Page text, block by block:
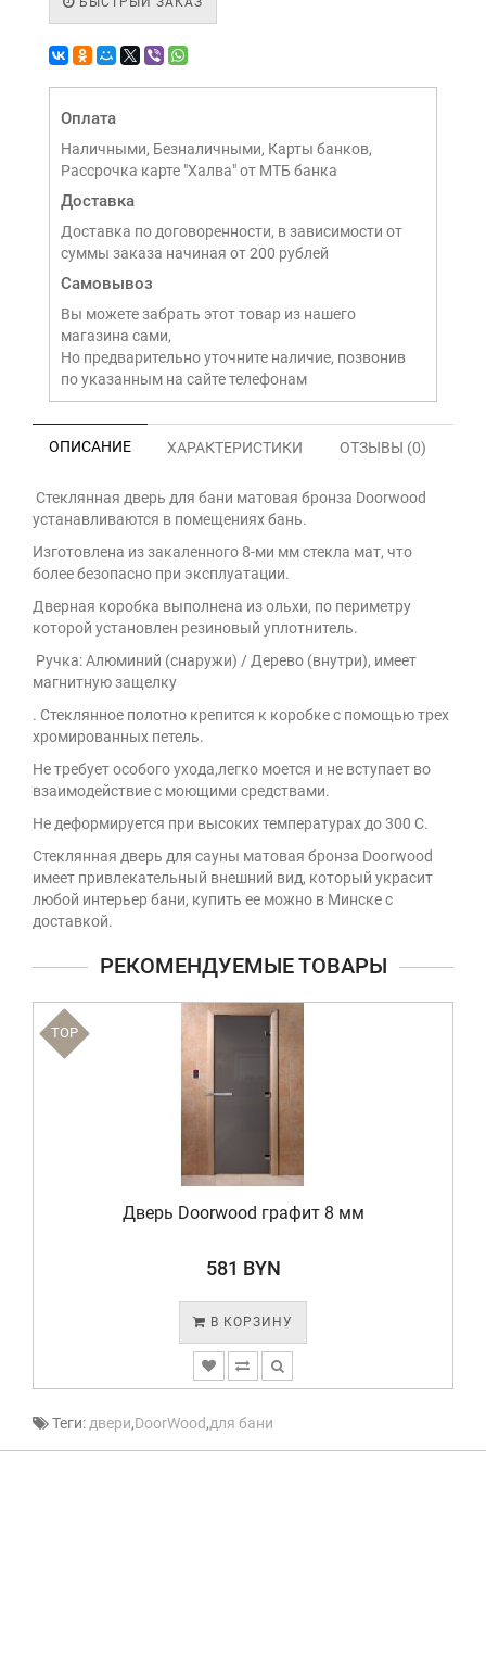
Оплата
Наличными, Безналичными, Карты банков,
Рассрочка карте "Халва" от МТБ банка
Доставка
Доставка по договоренности, в зависимости от
суммы заказа начиная от 200 рублей
Самовывоз
Вы можете забрать этот товар из нашего
магазина сами,
Но предварительно уточните наличие, позвонив
по указанным на сайте телефонам
ОПИСАНИЕ ХАРАКТЕРИСТИКИ ОТЗЫВЫ (0)
Стеклянная дверь для бани матовая бронза Doorwood
устанавливаются в помещениях бань.
Изготовлена из закаленного 8-ми мм стекла мат, что
более безопасно при эксплуатации.
Дверная коробка выполнена из ольхи, по периметру
которой установлен резиновый уплотнитель.
Ручка: Алюминий (снаружи) / Дерево (внутри), имеет
магнитную защелку
. Стеклянное полотно крепится к коробке с помощью трех
хромированных петель.
Не требует особого ухода,легко моется и не вступает во
взаимодействие с моющими средствами.
Не деформируется при высоких температурах до 300 С.
Стеклянная дверь для сауны матовая бронза Doorwood
имеет привлекательный внешний вид, который украсит
любой интерьер бани, купить ее можно в Минске с
доставкой.
РЕКОМЕНДУЕМЫЕ ТОВАРЫ
TOP
Дверь Doorwood графит 8 мм
581 BYN
В КОРЗИНУ
Теги: двери,DoorWood,для бани